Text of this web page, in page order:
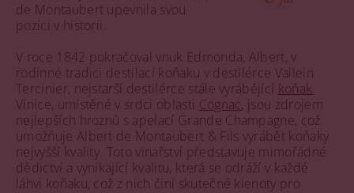
de Montaubert upevnila svou
pozici v historii.
V roce 1842 pokračoval vnuk Edmonda, Albert, v
rodinné tradici destilací koňaku v destilérce Vallein
Tercinier, nejstarší destilérce stále vyrábějící koňak
Vinice, umístěné v srdci oblasti Cognac, jsou zdrojem
nejlepších hroznů s apelací Grande Champagne, což
umožňuje Albert de Montaubert & Fils vyrábět koňaky
nejvyšší kvality. Toto vinařství představuje mimořádné
dědictví a vynikající kvalitu, která se odráží v každé
láhvi koňaku, což z nich činí skutečné klenoty pro